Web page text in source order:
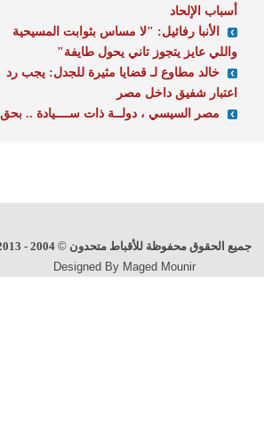
أسباب الإلحاد
الأنبا رفائيل: "لا مساس بثوابت المسيحية
واللي عايز يتجوز تاني يحول طايفة"
خالد مطاوع لـ قضايا مثيرة للجدل: يجب رد
اعتبار شفيق داخل مصر
مصر السيسي ، دولــة ذات ســــيادة .. بحق
جميع الحقوق محفوظة للأقباط متحدون©
2004 - 2013
Designed By Maged Mounir